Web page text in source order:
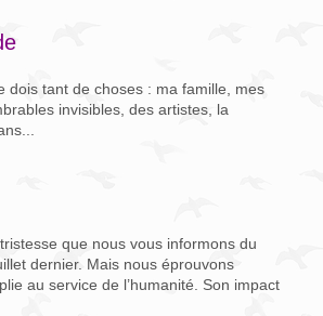
dois tant de choses : ma famille, mes
invisibles, des artistes, la
que nous vous informons du
dernier. Mais nous éprouvons
au service de l’humanité. Son impact